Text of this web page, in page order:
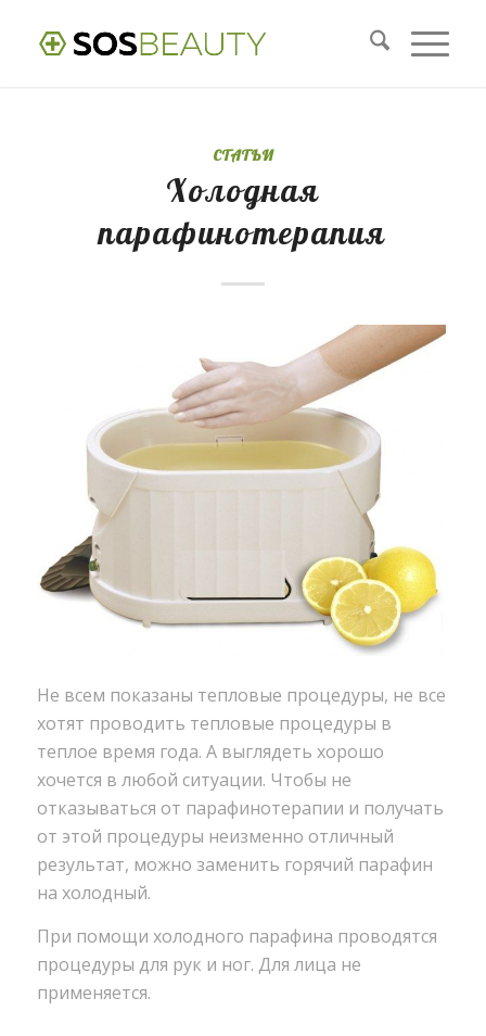
СТАТЬИ
Холодная
парафинотерапия
Не всем показаны тепловые процедуры, не все
хотят проводить тепловые процедуры в
теплое время года. А выглядеть хорошо
хочется в любой ситуации. Чтобы не
отказываться от парафинотерапии и получать
от этой процедуры неизменно отличный
результат, можно заменить горячий парафин
на холодный.
При помощи холодного парафина проводятся
процедуры для рук и ног. Для лица не
применяется.